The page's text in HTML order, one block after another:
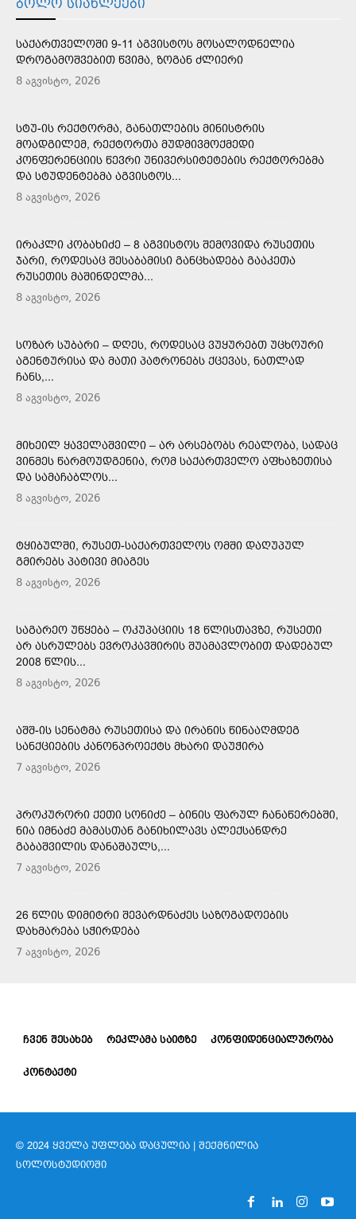
ᲑᲝᲚᲝ ᲡᲘᲐᲮᲚᲔᲔᲑᲘ
ᲡᲐᲥᲐᲠᲗᲕᲔᲚᲝᲨᲘ 9-11 ᲐᲒᲕᲘᲡᲢᲝᲡ ᲛᲝᲡᲐᲚᲝᲓᲜᲔᲚᲘᲐ
ᲓᲠᲝᲒᲐᲛᲝᲨᲕᲔᲑᲘᲗ ᲬᲕᲘᲛᲐ, ᲖᲝᲒᲐᲜ ᲫᲚᲘᲔᲠᲘ
8 აგვისტო, 2026
ᲡᲢᲣ-ᲘᲡ ᲠᲔᲥᲢᲝᲠᲛᲐ, ᲒᲐᲜᲐᲗᲚᲔᲑᲘᲡ ᲛᲘᲜᲘᲡᲢᲠᲘᲡ
ᲛᲝᲐᲓᲒᲘᲚᲔᲛ, ᲠᲔᲥᲢᲝᲠᲗᲐ ᲛᲣᲓᲛᲘᲕᲛᲝᲥᲛᲔᲓᲘ
ᲙᲝᲜᲤᲔᲠᲔᲜᲪᲘᲘᲡ ᲬᲔᲕᲠᲘ ᲣᲜᲘᲕᲔᲠᲡᲘᲢᲔᲢᲔᲑᲘᲡ ᲠᲔᲥᲢᲝᲠᲔᲑᲛᲐ
ᲓᲐ ᲡᲢᲣᲓᲔᲜᲢᲔᲑᲛᲐ ᲐᲒᲕᲘᲡᲢᲝᲡ...
8 აგვისტო, 2026
ᲘᲠᲐᲙᲚᲘ ᲙᲝᲑᲐᲮᲘᲫᲔ – 8 ᲐᲒᲕᲘᲡᲢᲝᲡ ᲨᲔᲛᲝᲕᲘᲓᲐ ᲠᲣᲡᲔᲗᲘᲡ
ᲯᲐᲠᲘ, ᲠᲝᲓᲔᲡᲐᲪ ᲨᲔᲡᲐᲑᲐᲛᲘᲡᲘ ᲒᲐᲜᲪᲮᲐᲓᲔᲑᲐ ᲒᲐᲐᲙᲔᲗᲐ
ᲠᲣᲡᲔᲗᲘᲡ ᲛᲐᲨᲘᲜᲓᲔᲚᲛᲐ...
8 აგვისტო, 2026
ᲡᲝᲖᲐᲠ ᲡᲣᲑᲐᲠᲘ – ᲓᲦᲔᲡ, ᲠᲝᲓᲔᲡᲐᲪ ᲕᲣᲧᲣᲠᲔᲑᲗ ᲣᲪᲮᲝᲣᲠᲘ
ᲐᲒᲔᲜᲢᲣᲠᲘᲡᲐ ᲓᲐ ᲛᲐᲗᲘ ᲞᲐᲢᲠᲝᲜᲔᲑᲡ ᲥᲪᲔᲕᲐᲡ, ᲜᲐᲗᲚᲐᲓ
ᲩᲐᲜᲡ,...
8 აგვისტო, 2026
ᲛᲘᲮᲔᲘᲚ ᲧᲐᲕᲔᲚᲐᲨᲕᲘᲚᲘ – ᲐᲠ ᲐᲠᲡᲔᲑᲝᲑᲡ ᲠᲔᲐᲚᲝᲑᲐ, ᲡᲐᲓᲐᲪ
ᲕᲘᲜᲛᲔᲡ ᲬᲐᲠᲛᲝᲣᲓᲒᲔᲜᲘᲐ, ᲠᲝᲛ ᲡᲐᲥᲐᲠᲗᲕᲔᲚᲝ ᲐᲤᲮᲐᲖᲔᲗᲘᲡᲐ
ᲓᲐ ᲡᲐᲛᲐᲩᲐᲑᲚᲝᲡ...
8 აგვისტო, 2026
ᲢᲧᲘᲑᲣᲚᲨᲘ, ᲠᲣᲡᲔᲗ-ᲡᲐᲥᲐᲠᲗᲕᲔᲚᲝᲡ ᲝᲛᲨᲘ ᲓᲐᲦᲣᲞᲣᲚ
ᲒᲛᲘᲠᲔᲑᲡ ᲞᲐᲢᲘᲕᲘ ᲛᲘᲐᲒᲔᲡ
8 აგვისტო, 2026
ᲡᲐᲒᲐᲠᲔᲝ ᲣᲬᲧᲔᲑᲐ – ᲝᲙᲣᲞᲐᲪᲘᲘᲡ 18 ᲬᲚᲘᲡᲗᲐᲕᲖᲔ, ᲠᲣᲡᲔᲗᲘ
ᲐᲠ ᲐᲡᲠᲣᲚᲔᲑᲡ ᲔᲕᲠᲝᲙᲐᲕᲨᲘᲠᲘᲡ ᲨᲣᲐᲛᲐᲕᲚᲝᲑᲘᲗ ᲓᲐᲓᲔᲑᲣᲚ
2008 ᲬᲚᲘᲡ...
8 აგვისტო, 2026
ᲐᲨᲨ-ᲘᲡ ᲡᲔᲜᲐᲢᲛᲐ ᲠᲣᲡᲔᲗᲘᲡᲐ ᲓᲐ ᲘᲠᲐᲜᲘᲡ ᲬᲘᲜᲐᲐᲦᲛᲓᲔᲒ
ᲡᲐᲜᲥᲪᲘᲔᲑᲘᲡ ᲙᲐᲜᲝᲜᲞᲠᲝᲔᲥᲢᲡ ᲛᲮᲐᲠᲘ ᲓᲐᲣᲭᲘᲠᲐ
7 აგვისტო, 2026
ᲞᲠᲝᲙᲣᲠᲝᲠᲘ ᲥᲔᲗᲘ ᲡᲝᲜᲘᲫᲔ – ᲑᲘᲜᲘᲡ ᲤᲐᲠᲣᲚ ᲩᲐᲜᲐᲬᲔᲠᲔᲑᲨᲘ,
ᲜᲘᲐ ᲘᲛᲜᲐᲫᲔ ᲛᲐᲛᲐᲡᲗᲐᲜ ᲒᲐᲜᲘᲮᲘᲚᲐᲕᲡ ᲐᲚᲔᲥᲡᲐᲜᲓᲠᲔ
ᲒᲐᲑᲐᲨᲕᲘᲚᲘᲡ ᲓᲐᲜᲐᲨᲐᲣᲚᲡ,...
7 აგვისტო, 2026
26 ᲬᲚᲘᲡ ᲓᲘᲛᲘᲢᲠᲘ ᲨᲔᲕᲐᲠᲓᲜᲐᲫᲔᲡ ᲡᲐᲖᲝᲒᲐᲓᲝᲔᲑᲘᲡ
ᲓᲐᲮᲛᲐᲠᲔᲑᲐ ᲡᲭᲘᲠᲓᲔᲑᲐ
7 აგვისტო, 2026
ᲩᲕᲔᲜ ᲨᲔᲡᲐᲮᲔᲑ ᲠᲔᲙᲚᲐᲛᲐ ᲡᲐᲘᲢᲖᲔ ᲙᲝᲜᲤᲘᲓᲔᲜᲪᲘᲐᲚᲣᲠᲝᲑᲐ
ᲙᲝᲜᲢᲐᲥᲢᲘ
© 2024 ᲧᲕᲔᲚᲐ ᲣᲤᲚᲔᲑᲐ ᲓᲐᲪᲣᲚᲘᲐ | ᲨᲔᲥᲛᲜᲘᲚᲘᲐ
ᲡᲝᲚᲝᲡᲢᲣᲓᲘᲝᲨᲘ